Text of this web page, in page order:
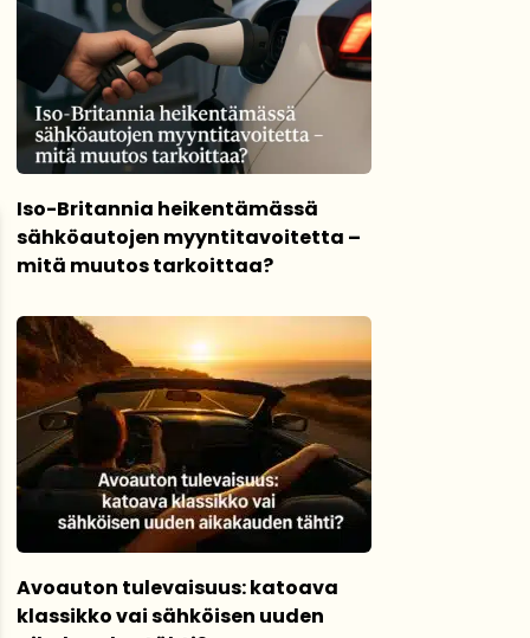
Iso-Britannia heikentämässä
sähköautojen myyntitavoitetta –
mitä muutos tarkoittaa?
Avoauton tulevaisuus: katoava
klassikko vai sähköisen uuden